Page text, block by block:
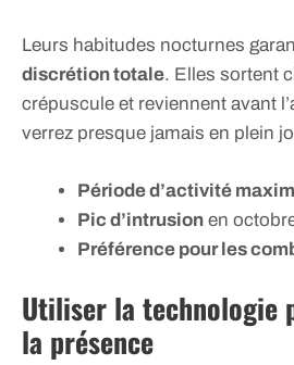
Leurs habitudes nocturnes
discrétion totale. Elles sortent
crépuscule et reviennent avant
verrez presque jamais en plein
Période d’activité
Pic d’intrusion en
Préférence pour les
Utiliser la technologie
la présence